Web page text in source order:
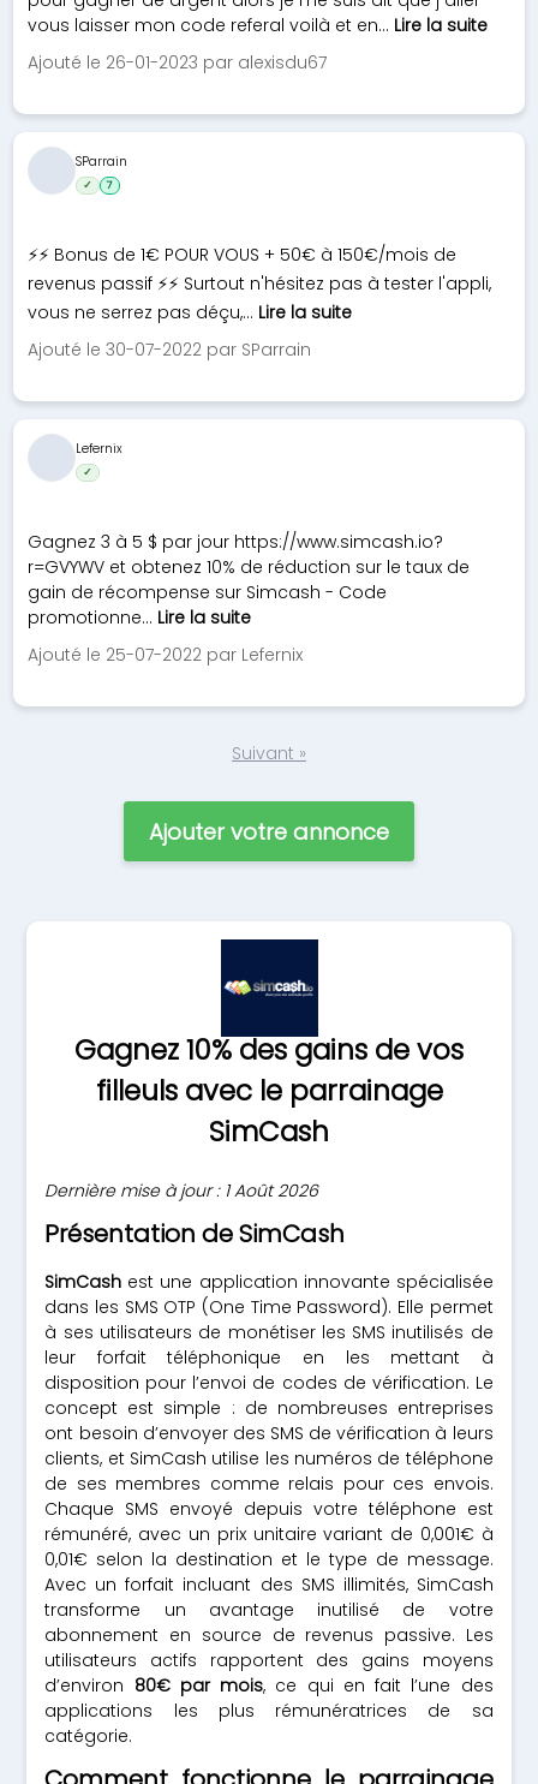
vous laisser mon code referal voilà et en... Lire la suite
Ajouté le 26-01-2023 par alexisdu67
⚡⚡ Bonus de 1€ POUR VOUS + 50€ à 150€/mois de
revenus passif ⚡⚡ Surtout n'hésitez pas à tester l'appli,
vous ne serrez pas déçu,... Lire la suite
Ajouté le 30-07-2022 par SParrain
SParrain
✓ 7
Gagnez 3 à 5 $ par jour https://www.simcash.io?
r=GVYWV et obtenez 10% de réduction sur le taux de
gain de récompense sur Simcash - Code
promotionne... Lire la suite
Ajouté le 25-07-2022 par Lefernix
Lefernix
✓
Suivant »
Ajouter votre annonce
Gagnez 10% des gains de vos
filleuls avec le parrainage
SimCash
Dernière mise à jour : 1 Août 2026
Présentation de SimCash
SimCash est une application innovante spécialisée
dans les SMS OTP (One Time Password). Elle permet
à ses utilisateurs de monétiser les SMS inutilisés de
leur forfait téléphonique en les mettant à
disposition pour l’envoi de codes de vérification. Le
concept est simple : de nombreuses entreprises
ont besoin d’envoyer des SMS de vérification à leurs
clients, et SimCash utilise les numéros de téléphone
de ses membres comme relais pour ces envois.
Chaque SMS envoyé depuis votre téléphone est
rémunéré, avec un prix unitaire variant de 0,001€ à
0,01€ selon la destination et le type de message.
Avec un forfait incluant des SMS illimités, SimCash
transforme un avantage inutilisé de votre
abonnement en source de revenus passive. Les
utilisateurs actifs rapportent des gains moyens
d’environ 80€ par mois, ce qui en fait l’une des
applications les plus rémunératrices de sa
catégorie.